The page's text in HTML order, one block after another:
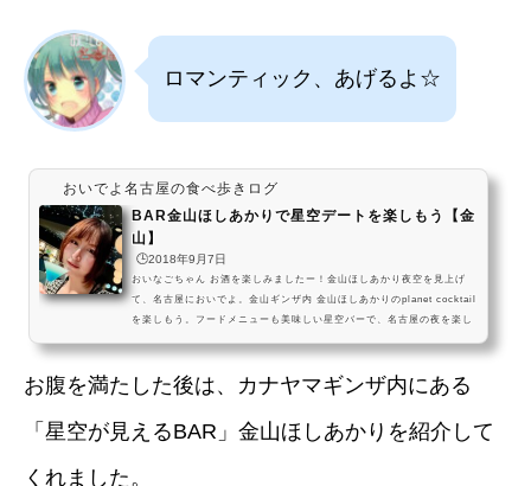
ロマンティック、あげるよ☆
おいでよ名古屋の食べ歩きログ
BAR金山ほしあかりで星空デートを楽しもう【金
山】
🕒️2018年9月7日
おいなごちゃん お酒を楽しみましたー！金山ほしあかり夜空を見上げ
て、名古屋においでよ。金山ギンザ内 金山ほしあかりのplanet cocktail
を楽しもう。フードメニューも美味しい星空バーで、名古屋の夜を楽し
(@oinagoya) 2017年4月26日 金山ほしあかりは、金山総合駅からすぐ
の場所にある、天体モチーフのカクテルが楽しめるBARなんだね～！ 星
空をイメージした暗めの店内で、色んな種類のカクテルが楽しめるだけ
でなく、お食事メニューも結構素敵なんだよ～ ...
お腹を満たした後は、カナヤマギンザ内にある
「星空が見えるBAR」金山ほしあかりを紹介して
くれました。